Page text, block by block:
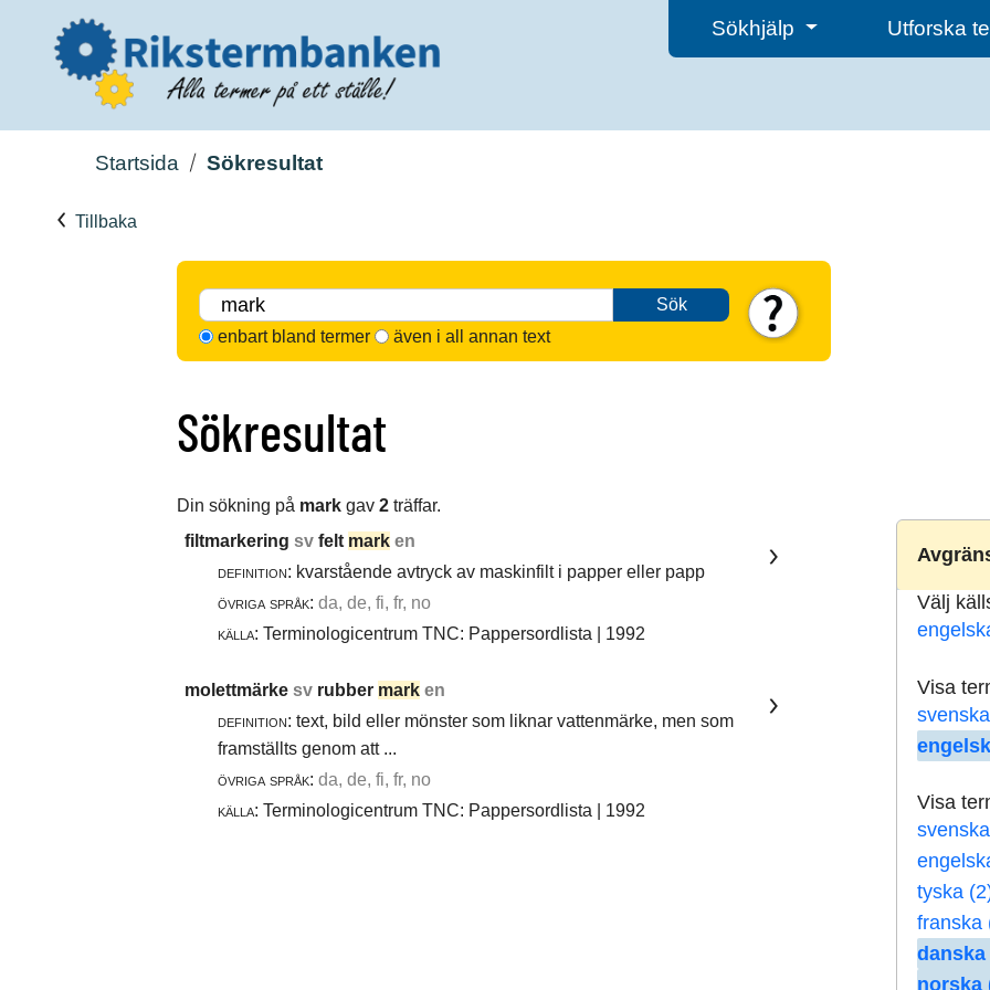
Sökhjälp Utforska
Startsida Sökresultat
Tillbaka
Sök
enbart bland termer
även i all annan text
Sökresultat
Din sökning på mark gav 2 träffar.
Välj
Visa
Visa
tyska
franska
danska
norska
filtmarkering sv felt mark en
definition: kvarstående avtryck av maskinfilt i papper eller papp
övriga språk: da, de, fi, fr, no
källa: Terminologicentrum TNC: Pappersordlista | 1992
molettmärke sv rubber mark en
definition: text, bild eller mönster som liknar vattenmärke, men som
framställts genom att ...
övriga språk: da, de, fi, fr, no
källa: Terminologicentrum TNC: Pappersordlista | 1992